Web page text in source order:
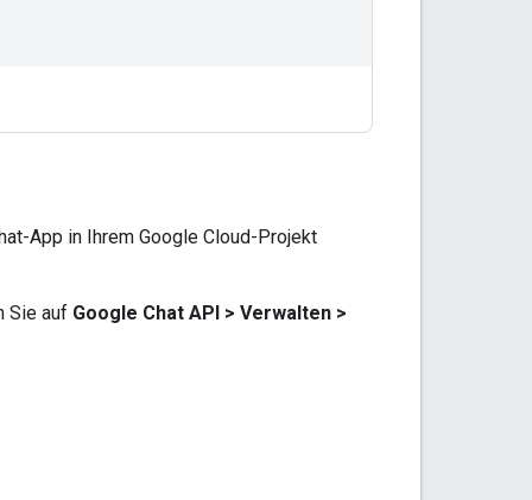
App in Ihrem Google Cloud-Projekt
Sie auf Google Chat API > Verwalten >